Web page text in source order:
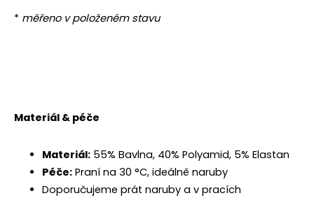
* měřeno v položeném stavu
Materiál & péče
Materiál: 55% Bavlna, 40% Polyamid, 5% Elastan
Péče: Praní na 30 °C, ideálně naruby
Doporučujeme prát naruby a v pracích